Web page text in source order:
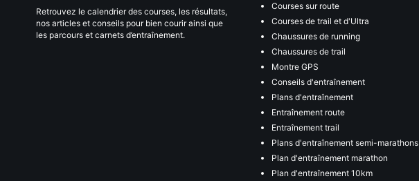
Retrouvez le calendrier des courses, les résultats,
nos articles et conseils pour bien courir ainsi que
les parcours et carnets d’entraînement.
Courses sur route
Courses de trail et d'Ultra
Chaussures de running
Chaussures de trail
Montre GPS
Conseils d'entraînement
Plans d'entraînement
Entraînement route
Entraînement trail
Plans d'entraînement semi-marathons
Plan d'entraînement marathon
Plan d'entraînement 10km